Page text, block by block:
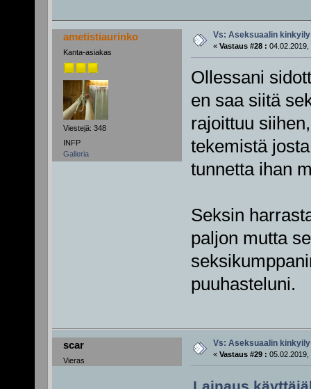
ametistiaurinko
Kanta-asiakas
Viestejä: 348
INFP
Galleria
Vs: Aseksuaalin kinkyily
« Vastaus #28 : 04.02.2019,
Ollessani
en saa siitä
rajoittuu
tekemistä
tunnetta ihan
Seksin
paljon mutta
puuhasteluni.
scar
Vieras
Vs: Aseksuaalin kinkyily
« Vastaus #29 : 05.02.2019,